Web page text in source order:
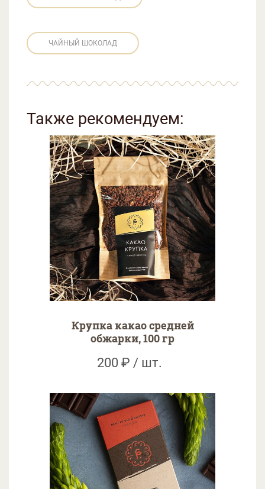
ЧАЙНЫЙ ШОКОЛАД
Также рекомендуем:
Крупка какао средней
обжарки, 100 гр
200 ₽ / шт.